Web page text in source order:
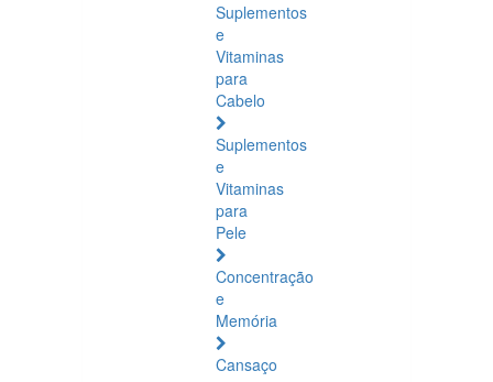
Suplementos
e
Vitaminas
para
Cabelo
Suplementos
e
Vitaminas
para
Pele
Concentração
e
Memória
Cansaço